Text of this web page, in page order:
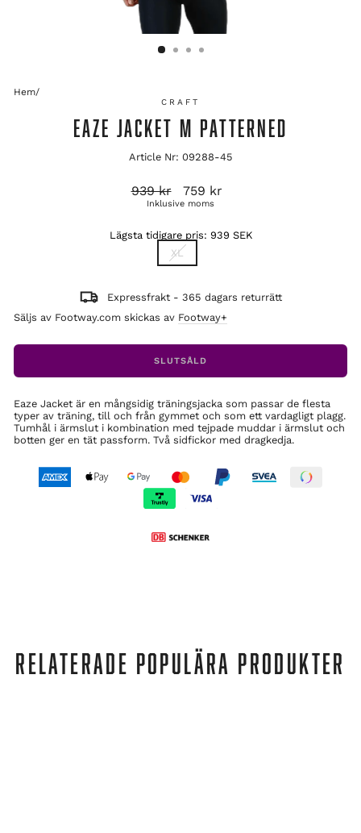
Hem/
CRAFT
EAZE JACKET M PATTERNED
Article Nr: 09288-45
Ordinarie
pris
939 kr Reapris
759 kr
Inklusive moms
Lägsta tidigare pris: 939 SEK
XL
Expressfrakt - 365 dagars returrätt
Säljs av Footway.com skickas av Footway+
SLUTSÅLD
Eaze Jacket är en mångsidig träningsjacka som passar de flesta
typer av träning, till och från gymmet och som ett vardagligt plagg.
Tumhål i ärmslut i kombination med tejpade muddar i ärmslut och
botten ger en tät passform. Två sidfickor med dragkedja.
RELATERADE POPULÄRA PRODUKTER